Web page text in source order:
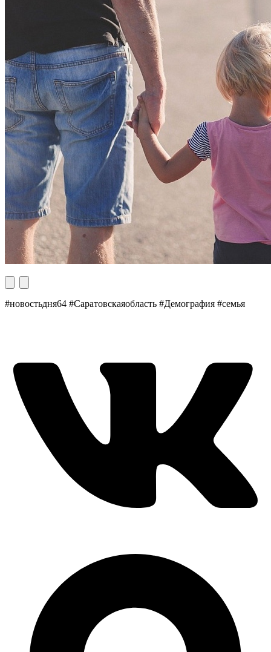
#новостьдня64 #Саратовскаяобласть #Демография #семья